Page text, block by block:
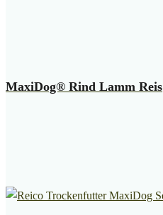
MaxiDog® Rind Lamm Reis